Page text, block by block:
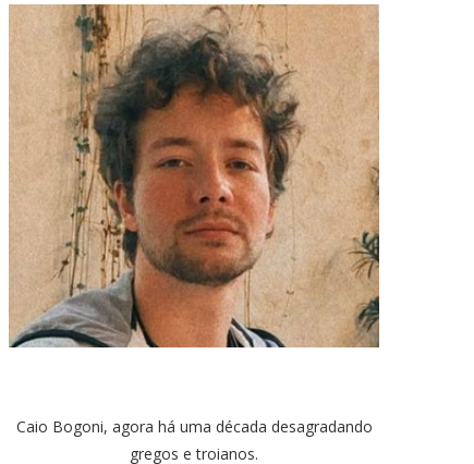
Caio Bogoni, agora há uma década desagradando
gregos e troianos.